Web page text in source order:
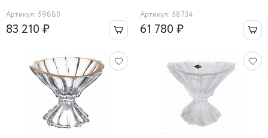
Артикул: 59880
83 210 ₽
Артикул: 58734
61 780 ₽